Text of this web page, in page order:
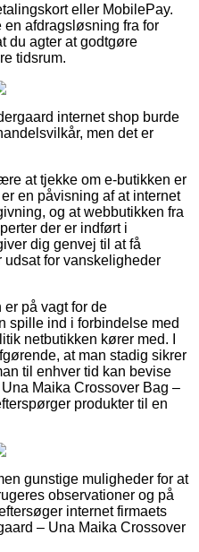
eller MobilePay.
en afdragsløsning fra for
du agter at godtgøre
tidsrum.
internet shop burde
men det er
at tjekke om e-butikken er
en påvisning af at internet
og at webbutikken fra
der er indført i
dig genvej til at få
udsat for vanskeligheder
er på vagt for de
ind i forbindelse med
netbutikken kører med. I
at man stadig sikrer
til enhver tid kan bevise
Maika Crossover Bag –
produkter til en
gunstige muligheder for at
observationer og på
internet firmaets
– Una Maika Crossover